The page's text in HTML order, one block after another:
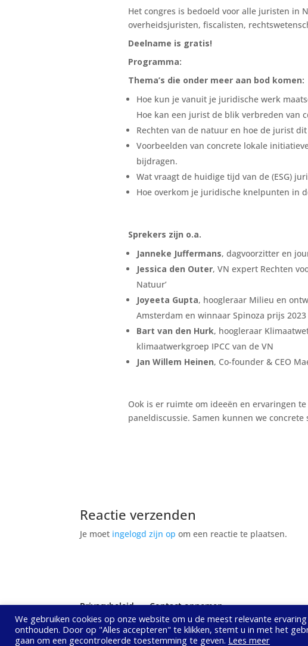
Het congres is bedoeld voor alle juristen in
overheidsjuristen, fiscalisten,
Deelname is gratis!
Programma:
Thema’s die onder meer aan bod komen:
Hoe kun je vanuit je juridische werk
Hoe kan een jurist de blik verbreden van
Rechten van de natuur en hoe de jurist
Voorbeelden van concrete lokale
bijdragen.
Wat vraagt de huidige tijd van de (ESG)
Hoe overkom je juridische knelpunten in
Sprekers zijn o.a.
Janneke Juffermans, dagvoorzitter en
Jessica den Outer, VN expert Rechten
Natuur’
Joyeeta Gupta, hoogleraar Milieu en
Amsterdam en winnaar Spinoza prijs 2023
Bart van den Hurk, hoogleraar
klimaatwerkgroep IPCC van de VN
Jan Willem Heinen, Co-founder & CEO
Ook is er ruimte om ideeën en ervaringen
paneldiscussie. Samen kunnen we
Reactie verzenden
Je moet ingelogd zijn op om een reactie te plaatsen.
Privacybeleid Contact opnemen
© Vereniging Juridische Kwaliteitszorg Lokaal Bestuur,
We gebruiken cookies op onze website om u de meest relevante
onthouden. Door op "Alles accepteren" te klikken, stemt u in met het
gaan om een ​​gecontroleerde toestemming te geven. Lees meer